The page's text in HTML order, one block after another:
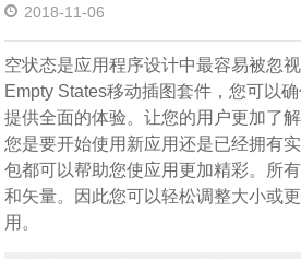
2018-11-06
空状态是应用程序设计中最容易被忽
Empty States移动插图套件，您可以
提供全面的体验。让您的用户更加了
您是要开始使用新应用还是已经拥有
包都可以帮助您使应用更加精彩。所
和矢量。因此您可以轻松调整大小或
用。